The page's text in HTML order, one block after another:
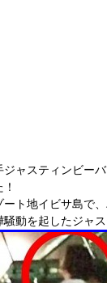
ャスティンビー
ト地イビサ島で
動を起したジャス